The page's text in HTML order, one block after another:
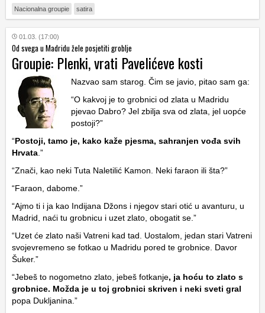
Nacionalna groupie satira
01.03. (17:00)
Od svega u Madridu žele posjetiti groblje
Groupie: Plenki, vrati Pavelićeve kosti
Nazvao sam starog. Čim se javio, pitao sam ga:
“O kakvoj je to grobnici od zlata u Madridu
pjevao Dabro? Jel zbilja sva od zlata, jel uopće
postoji?”
“Postoji, tamo je, kako kaže pjesma, sahranjen vođa svih
Hrvata .”
“Znači, kao neki Tuta Naletilić Kamon. Neki faraon ili šta?”
“Faraon, dabome.”
“Ajmo ti i ja kao Indijana Džons i njegov stari otić u avanturu, u
Madrid, naći tu grobnicu i uzet zlato, obogatit se.”
“Uzet će zlato naši Vatreni kad tad. Uostalom, jedan stari Vatreni
svojevremeno se fotkao u Madridu pored te grobnice. Davor
Šuker.”
“Jebeš to nogometno zlato, jebeš fotkanje, ja hoću to zlato s
grobnice. Možda je u toj grobnici skriven i neki sveti gral
popa Dukljanina.”